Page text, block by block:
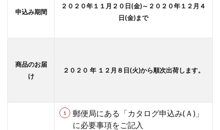
申込み期間
２０２０年１１月２０日(金)～２０２０年１２月４
日(金)まで
商品のお届
け
２０２０ 年 １２月８日(火)から順次出荷します。
郵便局にある「カタログ申込み(Ａ) 」
に必要事項をご記入